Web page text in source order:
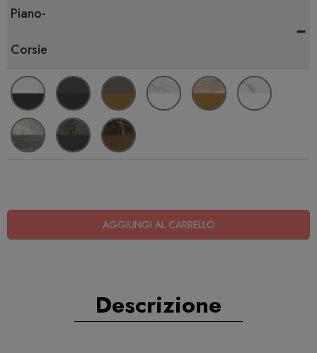
Piano-
Corsie
-
AGGIUNGI AL CARRELLO
Descrizione